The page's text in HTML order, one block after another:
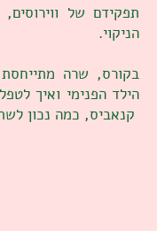
תפקידם של ווירוסים,
הניקוי.
בקורס, שרה
הילד הפנימי ואיך
קנאביס, כמה נכון